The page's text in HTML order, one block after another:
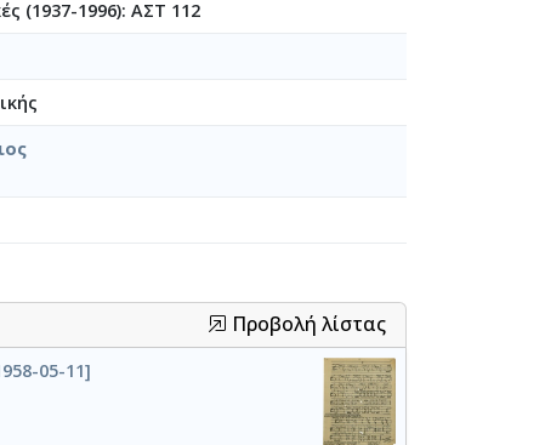
(1937-1996): ΑΣΤ 112
Προβολή λίστας
05-11]